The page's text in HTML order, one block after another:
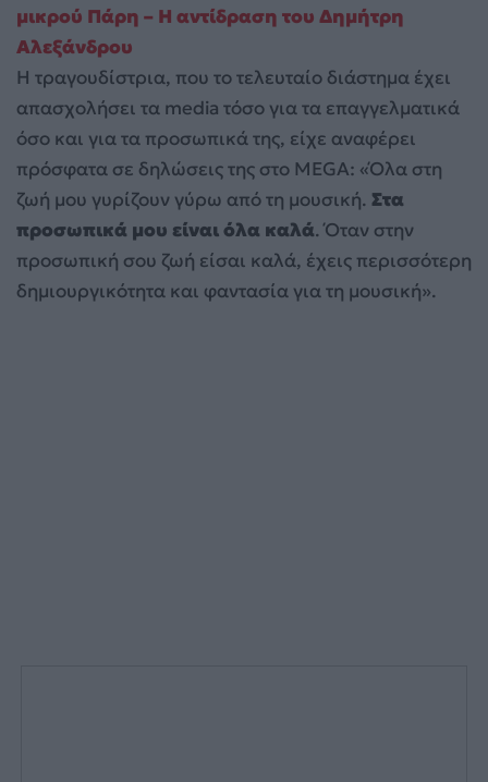
μικρού Πάρη – Η αντίδραση του Δημήτρη
Αλεξάνδρου
Η τραγουδίστρια, που το τελευταίο διάστημα έχει
απασχολήσει τα media τόσο για τα επαγγελματικά
όσο και για τα προσωπικά της, είχε αναφέρει
πρόσφατα σε δηλώσεις της στο MEGA: «Όλα στη
ζωή μου γυρίζουν γύρω από τη μουσική. Στα
προσωπικά μου είναι όλα καλά. Όταν στην
προσωπική σου ζωή είσαι καλά, έχεις περισσότερη
δημιουργικότητα και φαντασία για τη μουσική».